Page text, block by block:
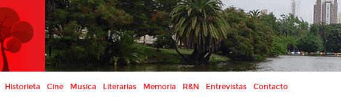
Historieta Cine Musica Literarias Memoria R&N Entrevistas Contacto